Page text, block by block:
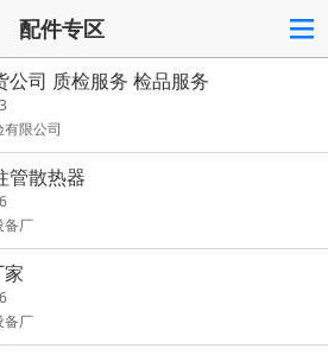
配件专区
公司 质检服务 检品服务
限公司
管散热器
备厂
备厂